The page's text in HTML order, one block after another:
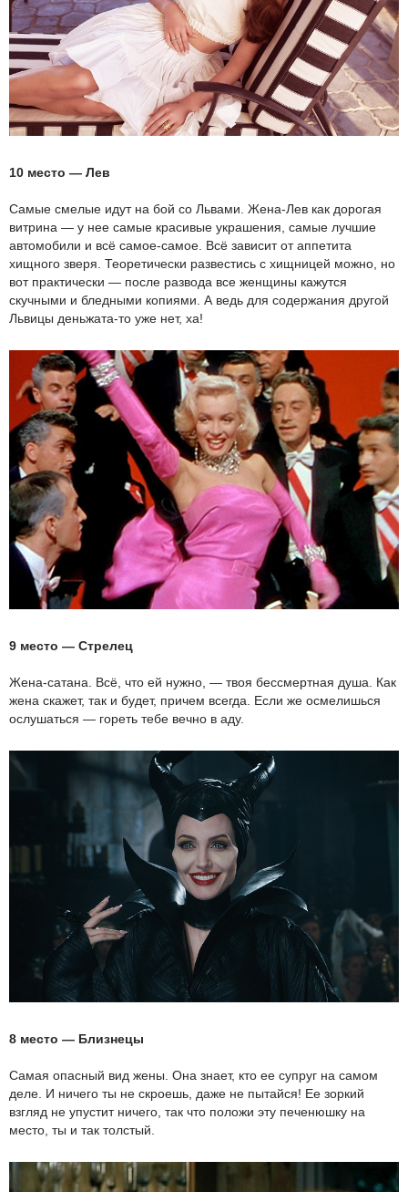
10 место — Лев
Самые смелые идут на бой со Львами. Жена-Лев как дорогая
витрина — у нее самые красивые украшения, самые лучшие
автомобили и всё самое-самое. Всё зависит от аппетита
хищного зверя. Теоретически развестись с хищницей можно, но
вот практически — после развода все женщины кажутся
скучными и бледными копиями. А ведь для содержания другой
Львицы деньжата-то уже нет, ха!
9 место — Стрелец
Жена-сатана. Всё, что ей нужно, — твоя бессмертная душа. Как
жена скажет, так и будет, причем всегда. Если же осмелишься
ослушаться — гореть тебе вечно в аду.
8 место — Близнецы
Самая опасный вид жены. Она знает, кто ее супруг на самом
деле. И ничего ты не скроешь, даже не пытайся! Ее зоркий
взгляд не упустит ничего, так что положи эту печенюшку на
место, ты и так толстый.